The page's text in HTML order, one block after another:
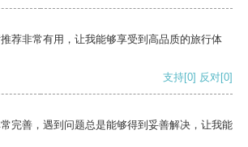
荐非常有用，让我能够享受到高品质的旅行体
支持[0] 反对[0]
完善，遇到问题总是能够得到妥善解决，让我能